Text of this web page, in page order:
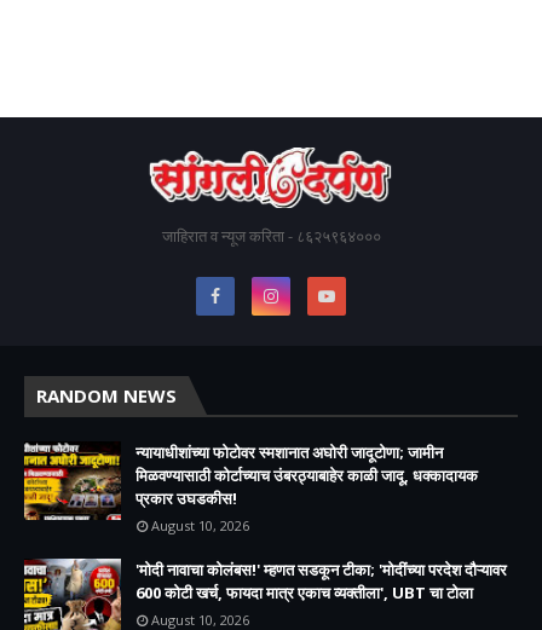
जाहिरात व न्यूज करिता - ८६२५९६४०००
RANDOM NEWS
न्यायाधीशांच्या फोटोवर स्मशानात अघोरी जादूटोणा; जामीन
मिळवण्यासाठी कोर्टाच्याच उंबरठ्याबाहेर काळी जादू, धक्कादायक
प्रकार उघडकीस!
August 10, 2026
'मोदी नावाचा कोलंबस!' म्हणत सडकून टीका; 'मोदींच्या परदेश दौऱ्यावर
600 कोटी खर्च, फायदा मात्र एकाच व्यक्तीला', UBT चा टोला
August 10, 2026